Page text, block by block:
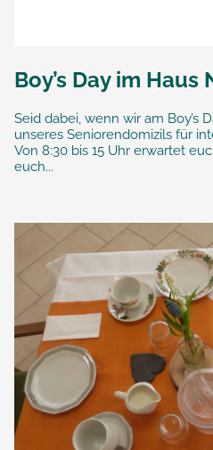
Boy’s Day im Haus
Seid dabei, wenn wir am Boy’s
unseres Seniorendomizils für
Von 8:30 bis 15 Uhr erwartet
euch...